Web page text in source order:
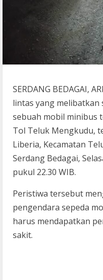
SERDANG BEDAGAI,
lintas yang
sebuah mobil minibus
Tol Teluk Mengkudu,
Liberia, Kecamatan
Serdang Bedagai,
pukul 22.30 WIB.
Peristiwa tersebut
pengendara sepeda
harus mendapatkan
sakit.